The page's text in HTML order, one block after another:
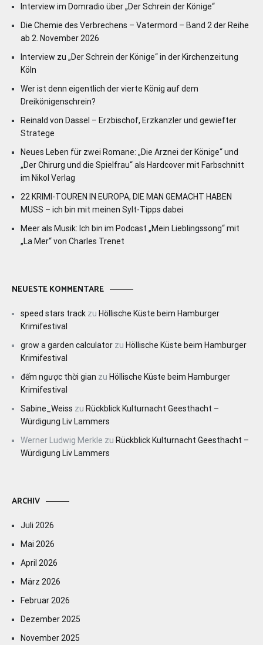
Interview im Domradio über „Der Schrein der Könige“
Die Chemie des Verbrechens – Vatermord – Band 2 der Reihe
ab 2. November 2026
Interview zu „Der Schrein der Könige“ in der Kirchenzeitung
Köln
Wer ist denn eigentlich der vierte König auf dem
Dreikönigenschrein?
Reinald von Dassel – Erzbischof, Erzkanzler und gewiefter
Stratege
Neues Leben für zwei Romane: „Die Arznei der Könige“ und
„Der Chirurg und die Spielfrau“ als Hardcover mit Farbschnitt
im Nikol Verlag
22 KRIMI-TOUREN IN EUROPA, DIE MAN GEMACHT HABEN
MUSS – ich bin mit meinen Sylt-Tipps dabei
Meer als Musik: Ich bin im Podcast „Mein Lieblingssong“ mit
„La Mer“ von Charles Trenet
NEUESTE KOMMENTARE
speed stars track zu Höllische Küste beim Hamburger
Krimifestival
grow a garden calculator zu Höllische Küste beim Hamburger
Krimifestival
đếm ngược thời gian zu Höllische Küste beim Hamburger
Krimifestival
Sabine_Weiss zu Rückblick Kulturnacht Geesthacht –
Würdigung Liv Lammers
Werner Ludwig Merkle zu Rückblick Kulturnacht Geesthacht –
Würdigung Liv Lammers
ARCHIV
Juli 2026
Mai 2026
April 2026
März 2026
Februar 2026
Dezember 2025
November 2025